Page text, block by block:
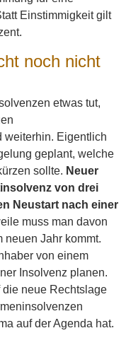
Einstimmigkeit gilt
noch nicht
etwas tut,
weiterhin. Eigentlich
geplant, welche
sollte. Neuer
von drei
Neustart nach einer
muss man davon
neuen Jahr kommt.
von einem
Insolvenz planen.
die neue Rechtslage
auf der Agenda hat.